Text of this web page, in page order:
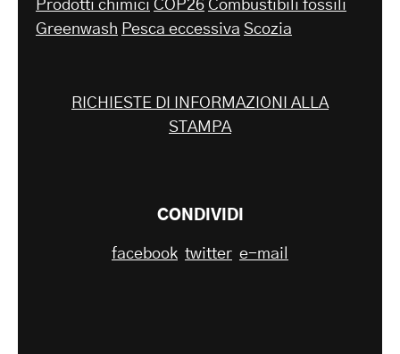
Prodotti chimici COP26 Combustibili fossili
Greenwash Pesca eccessiva Scozia
RICHIESTE DI INFORMAZIONI ALLA
STAMPA
CONDIVIDI
facebook twitter e-mail